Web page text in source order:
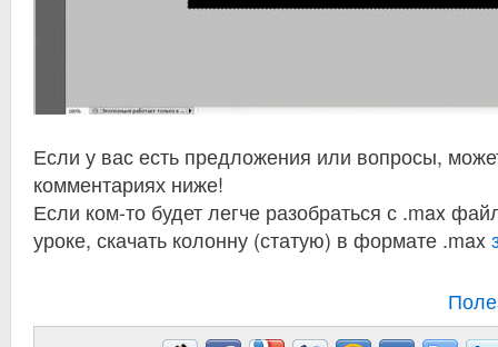
Если у вас есть предложения или вопросы,
комментариях ниже!
Если ком-то будет легче разобраться с .max
уроке, скачать колонну (статую) в формате .max